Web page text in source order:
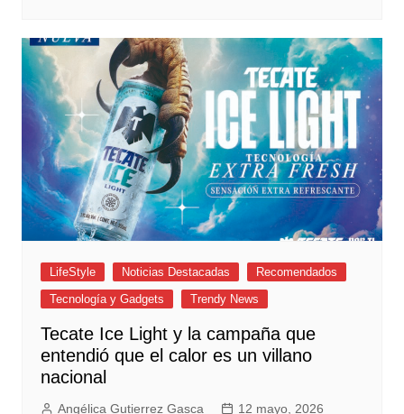
LifeStyle Noticias Destacadas
Recomendados
Tecnología y Gadgets
Trendy News
Tecate Ice Light y la campaña que
entendió que el calor es un villano
nacional
Angélica Gutierrez Gasca 12 mayo, 2026